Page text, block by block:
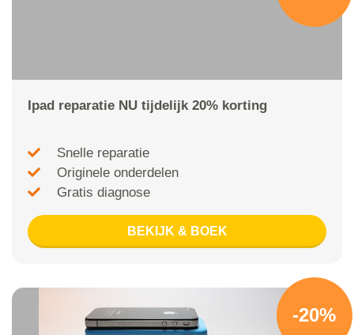
Ipad reparatie NU tijdelijk 20% korting
Snelle reparatie
Originele onderdelen
Gratis diagnose
BEKIJK & BOEK
-20%